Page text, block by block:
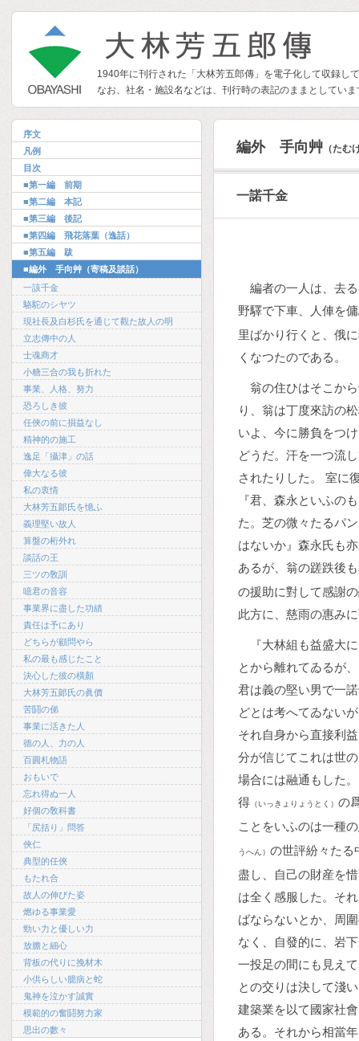
1940年に刊行された「大林芳五郎傳」を電子化して収録し
なお、社名・施設名などは、刊行時の表記のままとしてい
序文
凡例
目次
■第一編 前期
■第二編 本記
■第三編 後記
■第四編 飛花落葉（逸話）
■第五編 跋
■編外 手向艸（寄稿及談話）
一該千金
駱駝のシヤツ
現社長及白杉氏を通じて觀た故人の明
立志傳中の人
士魂商才
小糖三合の我も折れた
事業、人格、努力
恐ろしき彼
任俠の前に損益なし
精神的の施工
逸足「攝津」の話
偉大なる彼
私の衷情
大林芳五郞氏を憶ふ
義理堅い故人
算盤の桁外れ
談話の王
三ツの敎訓
噫君の音容
事業界に盡した功績
責任は予にあり
どちらが顧問やら
私の最も感じたこと
決心した彼の橫顏
大林芳五郞氏の眞價
苦鬪の俤
事業に活きた人
德の人、力の人
百圓札物語
おもいで
忘れ得ぬ一人
好個の敎科書
「尻括り」問答
俠仁
典型的任俠
もたれ合
故人の伸びた姿
燃ゆる事業愛
勁い力と優しい力
放膽と細心
背板の代りに挽材木
小供らしい臆病と蛇
鬼神を泣かす誠實
模範的の奮鬪努力家
思出の數々
編外 手向艸 （たむ
一諾千金
編者の一人は、去
野驛で下車、人俥を
里ばかり行くと、俄
くなつたのである。
翁の住ひはそこか
り、翁は丁度來訪の
いよ、今に勝負をつ
どうだ。汗を一つ流
されたりした。 室に
『君、森永といふの
た。芝の微々たるパ
はないか』森永氏も
あるが、翁の蹉跌後
の援助に對して感謝
此方に、慈雨の惠み
『大林組も益盛大
とから離れてゐるが
君は義の堅い男で一
どとは考へてゐない
それ自身から直接利
分が信じてこれは世
場合には融通もした
得 （いっきょりょうとく） の
ことをいふのは一種
うへん） の世評紛々たる
盡し、自己の財産を
は全く感服した。そ
ばならないとか、周
なく、自發的に、岩
一投足の間にも見え
との交りは決して淺
建築業を以て國家社
ある。それから相當